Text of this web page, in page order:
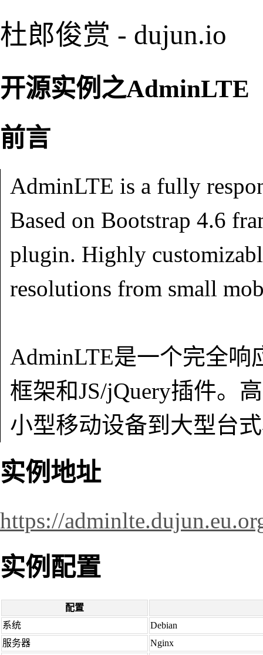
杜郎俊赏 - dujun.io
开源实例之AdminLTE
前言
AdminLTE is a fully
Based on Bootstrap 4.6
plugin. Highly
resolutions from small
AdminLTE是一个完全响
框架和JS/jQuery插件。
小型移动设备到大型台
实例地址
https://
实例配置
配置
系统
Debian
服务器
Nginx